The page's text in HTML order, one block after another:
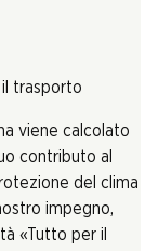
trasporto
viene calcolato
contributo al
del clima
impegno,
«Tutto per il